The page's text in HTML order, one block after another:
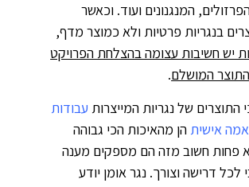
המנגנונים ועוד. וכאשר
בנגריות פרטיות ולא כמוצר מדף,
יש חשיבות עצומה בהצלחת הפרויקט
המושלם.
התוצרים של נגריות המייצרות עבודות
אישית הן מהאיכות הכי גבוהה
פחות חשוב מזה הם מספקים מענה
לכל דרישה וצורך. נגר אומן יודע